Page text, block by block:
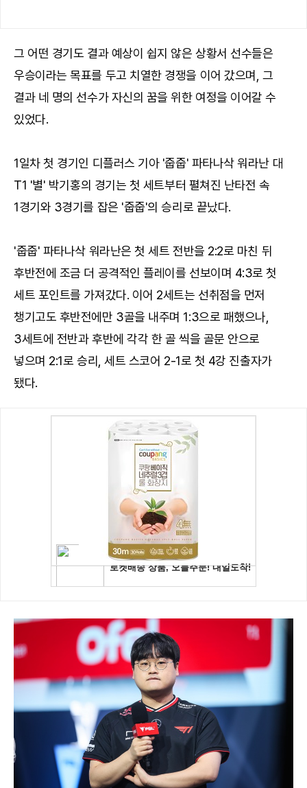
그 어떤 경기도 결과 예상이 쉽지 않은 상황서 선수들은
우승이라는 목표를 두고 치열한 경쟁을 이어 갔으며, 그
결과 네 명의 선수가 자신의 꿈을 위한 여정을 이어갈 수
있었다.
1일차 첫 경기인 디플러스 기아 '줍줍' 파타나삭 워라난 대
T1 '별' 박기홍의 경기는 첫 세트부터 펼쳐진 난타전 속
1경기와 3경기를 잡은 '줍줍'의 승리로 끝났다.
'줍줍' 파타나삭 워라난은 첫 세트 전반을 2:2로 마친 뒤
후반전에 조금 더 공격적인 플레이를 선보이며 4:3로 첫
세트 포인트를 가져갔다. 이어 2세트는 선취점을 먼저
챙기고도 후반전에만 3골을 내주며 1:3으로 패했으나,
3세트에 전반과 후반에 각각 한 골 씩을 골문 안으로
넣으며 2:1로 승리, 세트 스코어 2-1로 첫 4강 진출자가
됐다.